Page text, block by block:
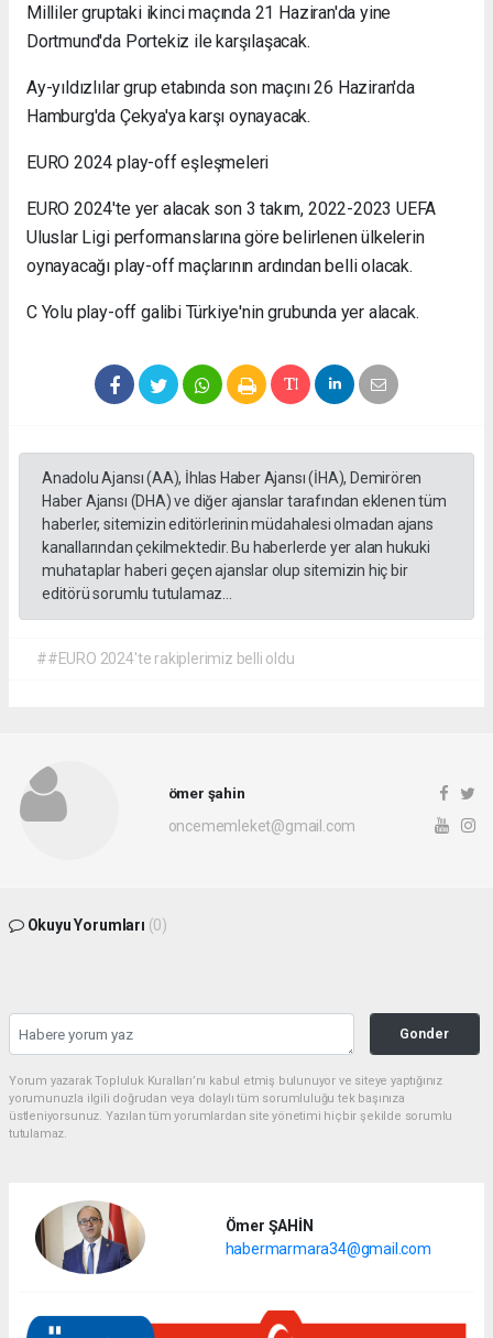
Milliler gruptaki ikinci maçında 21 Haziran'da yine
Dortmund'da Portekiz ile karşılaşacak.
Ay-yıldızlılar grup etabında son maçını 26 Haziran'da
Hamburg'da Çekya'ya karşı oynayacak.
EURO 2024 play-off eşleşmeleri
EURO 2024'te yer alacak son 3 takım, 2022-2023 UEFA
Uluslar Ligi performanslarına göre belirlenen ülkelerin
oynayacağı play-off maçlarının ardından belli olacak.
C Yolu play-off galibi Türkiye'nin grubunda yer alacak.
Anadolu Ajansı (AA), İhlas Haber Ajansı (İHA), Demirören
Haber Ajansı (DHA) ve diğer ajanslar tarafından eklenen tüm
haberler, sitemizin editörlerinin müdahalesi olmadan ajans
kanallarından çekilmektedir. Bu haberlerde yer alan hukuki
muhataplar haberi geçen ajanslar olup sitemizin hiç bir
editörü sorumlu tutulamaz...
##EURO 2024'te rakiplerimiz belli oldu
ömer şahin
oncememleket@gmail.com
Okuyu Yorumları (0)
Gonder
Yorum yazarak Topluluk Kuralları’nı kabul etmiş bulunuyor ve siteye yaptığınız
yorumunuzla ilgili doğrudan veya dolaylı tüm sorumluluğu tek başınıza
üstleniyorsunuz. Yazılan tüm yorumlardan site yönetimi hiçbir şekilde sorumlu
tutulamaz.
Ömer ŞAHİN
habermarmara34@gmail.com